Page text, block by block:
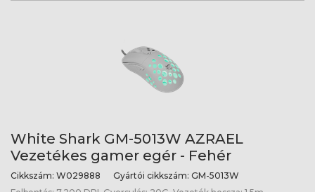
White Shark GM-5013W AZRAEL
Vezetékes gamer egér - Fehér
Cikkszám: W029888 Gyártói cikkszám: GM-5013W